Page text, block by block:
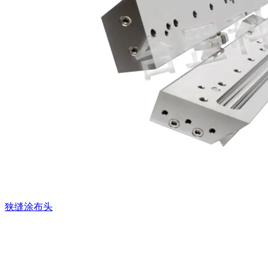
狭缝涂布头